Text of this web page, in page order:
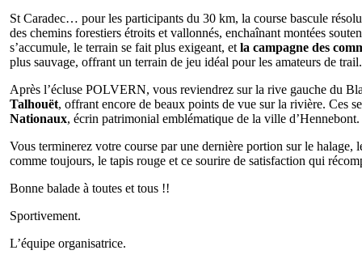
St Caradec… pour les participants du 30 km, la course bascule
des chemins forestiers étroits et vallonnés, enchaînant montées
s’accumule, le terrain se fait plus exigeant, et la campagne des
plus sauvage, offrant un terrain de jeu idéal pour les amateurs de trail.
Après l’écluse POLVERN, vous reviendrez sur la rive gauche du
Talhouët, offrant encore de beaux points de vue sur la rivière. Ces
Nationaux, écrin patrimonial emblématique de la ville d’Hennebont.
Vous terminerez votre course par une dernière portion sur le
comme toujours, le tapis rouge et ce sourire de satisfaction qui
Bonne balade à toutes et tous !!
Sportivement.
L’équipe organisatrice.